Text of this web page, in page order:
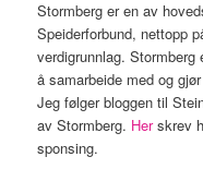
Stormberg er en av
Speiderforbund, nettopp
verdigrunnlag.
å samarbeide med og
Jeg følger bloggen til
av Stormberg. Herskrev
sponsing.